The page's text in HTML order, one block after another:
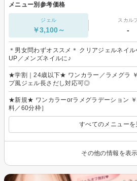
メニュー別参考価格
ジェル
￥3,100～
スカル
-
＊男女問わずオススメ＊ クリアジェルネイ
UP／メンズネイルに♪
★学割｜24歳以下★ ワンカラー／ラメグラ
プ風ジェル長さだし対応可◎
★新規★ ワンカラーorラメグラデーション
料／60分枠］
すべてのメニューを
その他の情報を表示